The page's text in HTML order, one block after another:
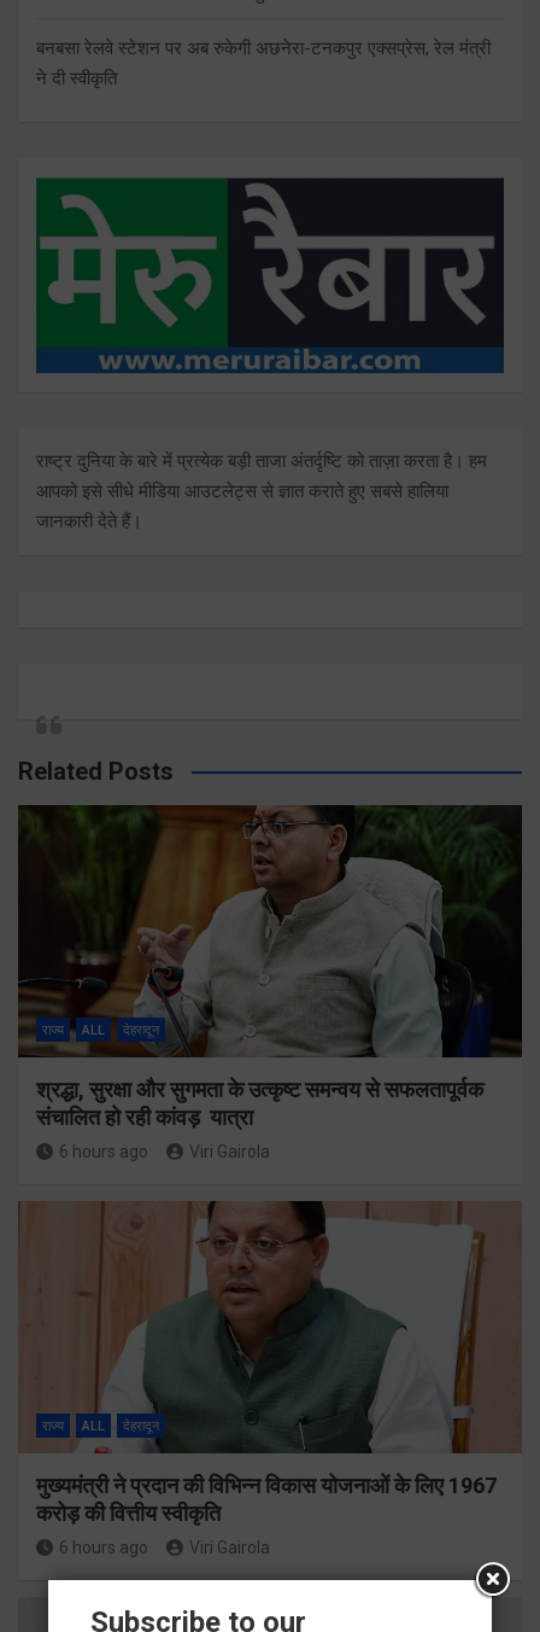
बनबसा रेलवे स्टेशन पर अब रुकेगी अछनेरा-टनकपुर एक्सप्रेस, रेल मंत्री
ने दी स्वीकृति
राष्ट्र दुनिया के बारे में प्रत्येक बड़ी ताजा अंतर्दृष्टि को ताज़ा करता है। हम
आपको इसे सीधे मीडिया आउटलेट्स से ज्ञात कराते हुए सबसे हालिया
जानकारी देते हैं।
Related Posts
राज्य ALL देहरादून
श्रद्धा, सुरक्षा और सुगमता के उत्कृष्ट समन्वय से सफलतापूर्वक
संचालित हो रही कांवड़ यात्रा
6 hours ago Viri Gairola
राज्य ALL देहरादून
मुख्यमंत्री ने प्रदान की विभिन्न विकास योजनाओं के लिए 1967
करोड़ की वित्तीय स्वीकृति
6 hours ago Viri Gairola
Subscribe to our